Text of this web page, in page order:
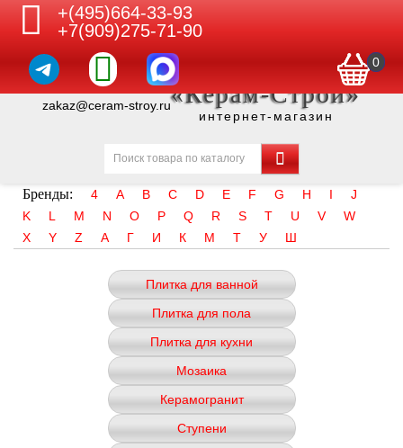
+(495)664-33-93
+7(909)275-71-90
0
zakaz@ceram-stroy.ru«Керам-Строй»
интернет-магазин
Бренды: 4 A B C D E F G H I
J
K
L M N O P Q R S T U V
W
X
Y Z А Г И К М Т У Ш
Плитка для ванной
Плитка для пола
Плитка для кухни
Мозаика
Керамогранит
Ступени